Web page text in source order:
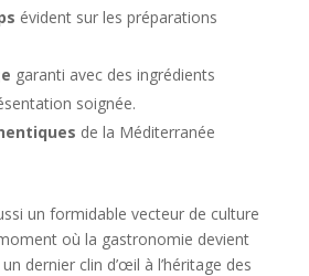
évident sur les préparations
garanti avec des ingrédients
soignée.
de la Méditerranée
un formidable vecteur de culture
où la gastronomie devient
dernier clin d’œil à l’héritage des